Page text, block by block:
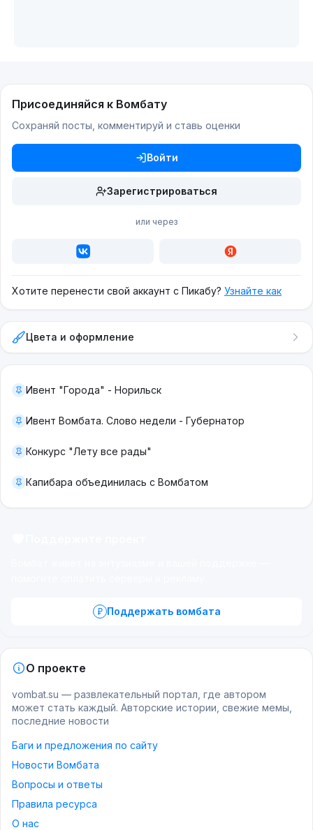
Присоединяйся к Вомбату
Сохраняй посты, комментируй и ставь оценки
Войти
Зарегистрироваться
или через
Хотите перенести свой аккаунт с Пикабу? Узнайте как
Цвета и оформление
Ивент "Города" - Норильск
Ивент Вомбата. Слово недели - Губернатор
Конкурс "Лету все рады"
Капибара объединилась с Вомбатом
Поддержать вомбата
О проекте
vombat.su — развлекательный портал, где автором
может стать каждый. Авторские истории, свежие мемы,
последние новости
Баги и предложения по сайту
Новости Вомбата
Вопросы и ответы
Правила ресурса
О нас